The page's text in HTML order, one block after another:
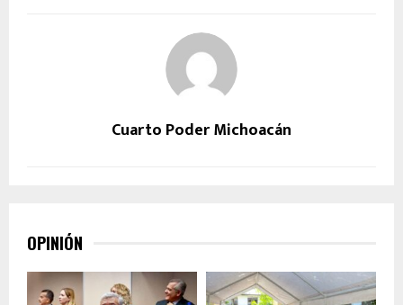
Cuarto Poder Michoacán
OPINIÓN